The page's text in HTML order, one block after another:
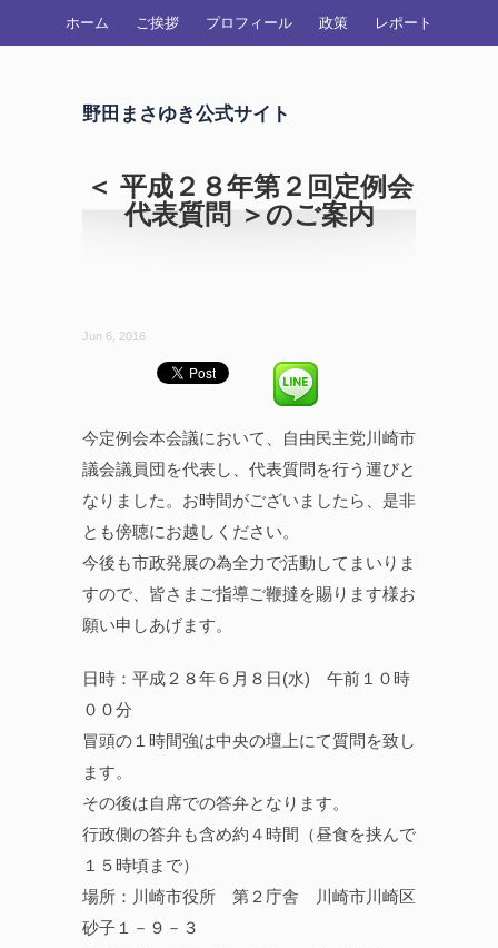
ホーム ご挨拶 プロフィール 政策 レポート
野田まさゆき公式サイト
＜ 平成２８年第２回定例会
代表質問 ＞のご案内
Jun 6, 2016
今定例会本会議において、自由民主党川崎市
議会議員団を代表し、代表質問を行う運びと
なりました。お時間がございましたら、是非
とも傍聴にお越しください。
今後も市政発展の為全力で活動してまいりま
すので、皆さまご指導ご鞭撻を賜ります様お
願い申しあげます。
日時：平成２８年６月８日(水) 午前１０時
００分
冒頭の１時間強は中央の壇上にて質問を致し
ます。
その後は自席での答弁となります。
行政側の答弁も含め約４時間（昼食を挟んで
１５時頃まで）
場所：川崎市役所 第２庁舎 川崎市川崎区
砂子１－９－３